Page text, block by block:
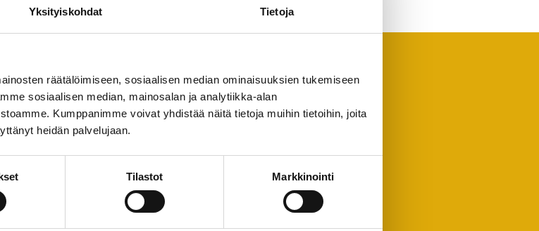
Yksityiskohdat Tietoja
räätälöimiseen, sosiaalisen median ominaisuuksien tukemiseen
sosiaalisen median, mainosalan ja analytiikka-alan
Kumppanimme voivat yhdistää näitä tietoja muihin tietoihin, joita
heidän palvelujaan.
Tilastot Markkinointi
TARJOUS
YHTEYTTÄ